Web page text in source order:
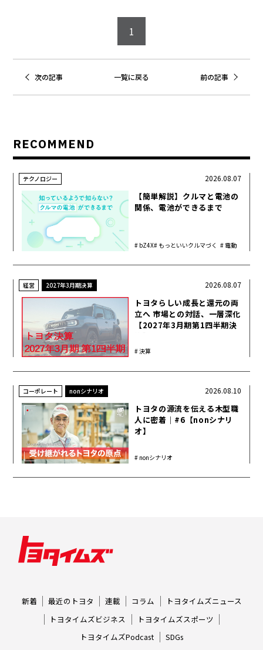
1
次の記事 一覧に戻る 前の記事
RECOMMEND
テクノロジー
【簡単解説】クルマと電池の
関係、電池ができるまで
bZ4X もっといいクルマづく
電動
2026.08.07
経営 2027年3月期決算
トヨタらしい成長と還元の両
立へ 市場との対話、一層深化
【2027年3月期第1四半期決
決算
2026.08.07
コーポレート nonシナリオ
トヨタの源流を伝える木型職
人に密着｜#6【nonシナリ
オ】
nonシナリオ
2026.08.10
新着 最近のトヨタ 連載 コラム
トヨタイムズニュース
トヨタイムズビジネス
トヨタイムズスポーツ
トヨタイムズPodcast
SDGs